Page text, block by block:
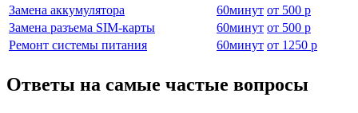
Замена аккумулятора
60минут от 500 р
Замена разъема SIM-карты
60минут от 500 р
Ремонт системы питания
60минут от 1250 р
Ответы на самые частые вопросы